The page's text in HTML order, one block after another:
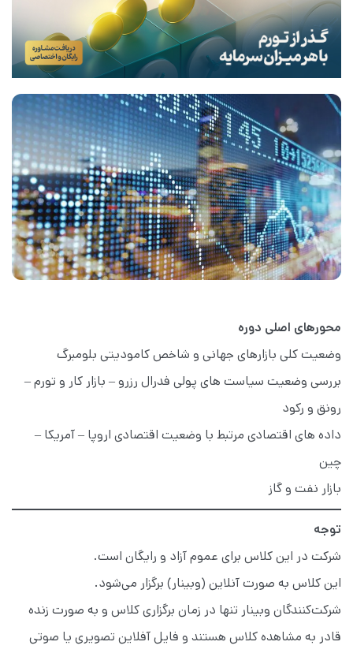
محورهای اصلی دوره
وضعیت کلی بازارهای جهانی و شاخص کامودیتی بلومبرگ
بررسی وضعیت سیاست های پولی فدرال رزرو – بازار کار و تورم –
رونق و رکود
داده های اقتصادی مرتبط با وضعیت اقتصادی اروپا – آمریکا –
چین
بازار نفت و گاز
توجه
شرکت در این کلاس برای عموم آزاد و رایگان است.
این کلاس به صورت آنلاین (وبینار) برگزار می‌شود.
شرکت‌کنندگان وبینار تنها در زمان برگزاری کلاس و به صورت زنده
قادر به مشاهده کلاس هستند و فایل آفلاین تصویری یا صوتی